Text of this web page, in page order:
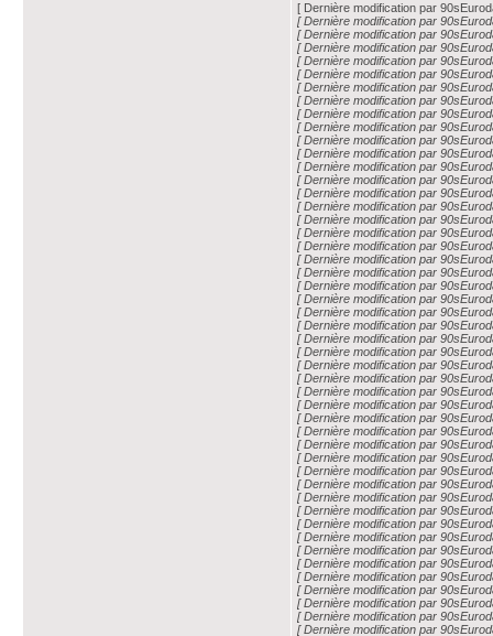
[ Dernière modification par
[ Dernière modification par
[ Dernière modification par
[ Dernière modification par
[ Dernière modification par
[ Dernière modification par
[ Dernière modification par
[ Dernière modification par
[ Dernière modification par
[ Dernière modification par
[ Dernière modification par
[ Dernière modification par
[ Dernière modification par
[ Dernière modification par
[ Dernière modification par
[ Dernière modification par
[ Dernière modification par
[ Dernière modification par
[ Dernière modification par
[ Dernière modification par
[ Dernière modification par
[ Dernière modification par
[ Dernière modification par
[ Dernière modification par
[ Dernière modification par
[ Dernière modification par
[ Dernière modification par
[ Dernière modification par
[ Dernière modification par
[ Dernière modification par
[ Dernière modification par
[ Dernière modification par
[ Dernière modification par
[ Dernière modification par
[ Dernière modification par
[ Dernière modification par
[ Dernière modification par
[ Dernière modification par
[ Dernière modification par
[ Dernière modification par
[ Dernière modification par
[ Dernière modification par
[ Dernière modification par
[ Dernière modification par
[ Dernière modification par
[ Dernière modification par
[ Dernière modification par
[ Dernière modification par